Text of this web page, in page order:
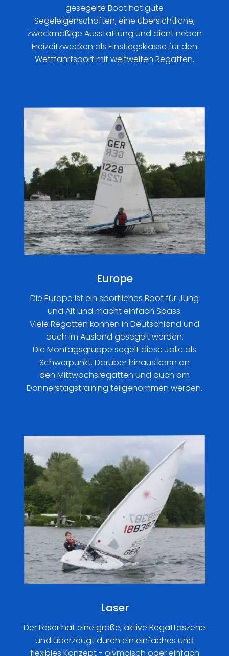
gesegelte Boot hat gute
Segeleigenschaften, eine übersichtliche,
zweckmäßige Ausstattung und dient neben
Freizeitzwecken als Einstiegsklasse für den
Wettfahrtsport mit weltweiten Regatten.
Europe
Die Europe ist ein sportliches Boot für Jung
und Alt und macht einfach Spass.
Viele Regatten können in Deutschland und
auch im Ausland gesegelt werden.
Die Montagsgruppe segelt diese Jolle als
Schwerpunkt. Darüber hinaus kann an
den Mittwochsregatten und auch am
Donnerstagstraining teilgenommen werden.
Laser
Der Laser hat eine große, aktive Regattaszene
und überzeugt durch ein einfaches und
flexibles Konzept - olympisch oder einfach